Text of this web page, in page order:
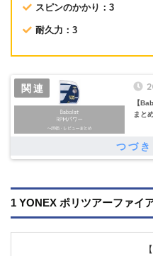
スピンのかかり：3
耐久力：3
【
まと
1 YONEX ポリツアーファイ